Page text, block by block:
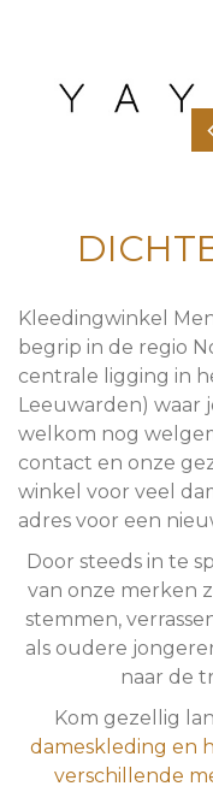
Kleedingwinkel
begrip in de regio
centrale ligging in
Leeuwarden) waar
welkom nog
contact en onze
winkel voor veel
adres voor een
Door steeds in te
van onze merken
stemmen,
als oudere
naar de
Kom gezellig
dameskleding en
verschillende